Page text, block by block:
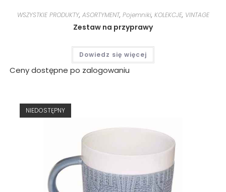
WSZYSTKIE PRODUKTY, ASORTYMENT, Pojemniki, KOLEKCJE, VINTAGE
Zestaw na przyprawy
Dowiedz się więcej
Ceny dostępne po zalogowaniu
NIEDOSTĘPNY